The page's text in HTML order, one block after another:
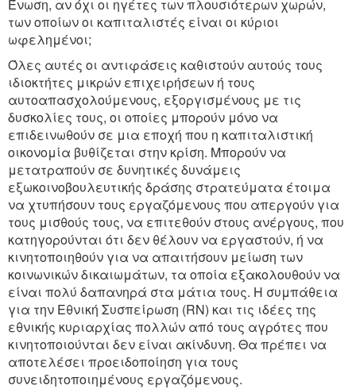
Ένωση, αν όχι οι ηγέτες των πλουσιότερων χωρών,
των οποίων οι καπιταλιστές είναι οι κύριοι
ωφελημένοι;
Όλες αυτές οι αντιφάσεις καθιστούν αυτούς τους
ιδιοκτήτες μικρών επιχειρήσεων ή τους
αυτοαπασχολούμενους, εξοργισμένους με τις
δυσκολίες τους, οι οποίες μπορούν μόνο να
επιδεινωθούν σε μια εποχή που η καπιταλιστική
οικονομία βυθίζεται στην κρίση. Μπορούν να
μετατραπούν σε δυνητικές δυνάμεις
εξωκοινοβουλευτικής δράσης στρατεύματα έτοιμα
να χτυπήσουν τους εργαζόμενους που απεργούν για
τους μισθούς τους, να επιτεθούν στους ανέργους, που
κατηγορούνται ότι δεν θέλουν να εργαστούν, ή να
κινητοποιηθούν για να απαιτήσουν μείωση των
κοινωνικών δικαιωμάτων, τα οποία εξακολουθούν να
είναι πολύ δαπανηρά στα μάτια τους. Η συμπάθεια
για την Εθνική Συσπείρωση (RN) και τις ιδέες της
εθνικής κυριαρχίας πολλών από τους αγρότες που
κινητοποιούνται δεν είναι ακίνδυνη. Θα πρέπει να
αποτελέσει προειδοποίηση για τους
συνειδητοποιημένους εργαζόμενους.